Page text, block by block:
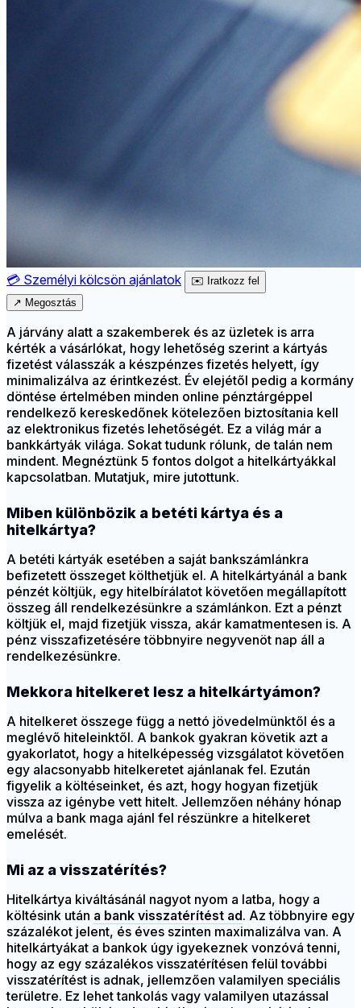
💳 Személyi kölcsön ajánlatok ✉️ Iratkozz fel
↗ Megosztás
A járvány alatt a szakemberek és az üzletek is arra
kérték a vásárlókat, hogy lehetőség szerint a kártyás
fizetést válasszák a készpénzes fizetés helyett, így
minimalizálva az érintkezést. Év elejétől pedig a kormány
döntése értelmében minden online pénztárgéppel
rendelkező kereskedőnek kötelezően biztosítania kell
az elektronikus fizetés lehetőségét. Ez a világ már a
bankkártyák világa. Sokat tudunk rólunk, de talán nem
mindent. Megnéztünk 5 fontos dolgot a hitelkártyákkal
kapcsolatban. Mutatjuk, mire jutottunk.
Miben különbözik a betéti kártya és a
hitelkártya?
A betéti kártyák esetében a saját bankszámlánkra
befizetett összeget költhetjük el. A hitelkártyánál a bank
pénzét költjük, egy hitelbírálatot követően megállapított
összeg áll rendelkezésünkre a számlánkon. Ezt a pénzt
költjük el, majd fizetjük vissza, akár kamatmentesen is. A
pénz visszafizetésére többnyire negyvenöt nap áll a
rendelkezésünkre.
Mekkora hitelkeret lesz a hitelkártyámon?
A hitelkeret összege függ a nettó jövedelmünktől és a
meglévő hiteleinktől. A bankok gyakran követik azt a
gyakorlatot, hogy a hitelképesség vizsgálatot követően
egy alacsonyabb hitelkeretet ajánlanak fel. Ezután
figyelik a költéseinket, és azt, hogy hogyan fizetjük
vissza az igénybe vett hitelt. Jellemzően néhány hónap
múlva a bank maga ajánl fel részünkre a hitelkeret
emelését.
Mi az a visszatérítés?
Hitelkártya kiváltásánál nagyot nyom a latba, hogy a
költésink után a bank visszatérítést ad. Az többnyire egy
százalékot jelent, és éves szinten maximalizálva van. A
hitelkártyákat a bankok úgy igyekeznek vonzóvá tenni,
hogy az egy százalékos visszatérítésen felül további
visszatérítést is adnak, jellemzően valamilyen speciális
területre. Ez lehet tankolás vagy valamilyen utazással